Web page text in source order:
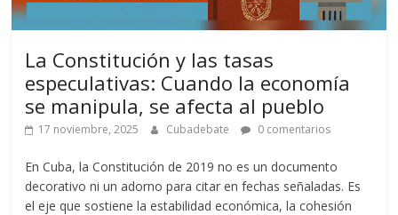
La Constitución y las tasas
especulativas: Cuando la economía
se manipula, se afecta al pueblo
17 noviembre, 2025 Cubadebate 0 comentarios
En Cuba, la Constitución de 2019 no es un documento
decorativo ni un adorno para citar en fechas señaladas. Es
el eje que sostiene la estabilidad económica, la cohesión